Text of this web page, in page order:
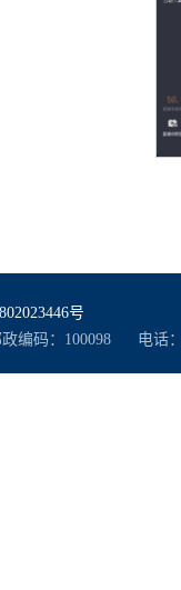
号
编码：100098 电话